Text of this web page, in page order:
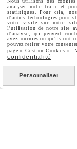
Pinterest
 Youtube
Votre Email
Nous utilisons des
analyser notre trafic et
statistiques. Pour cela,
d'autres technologies pour
votre visite sur notre
l'utilisation de notre site
d'analyse, qui peuvent
avez fournies ou qu'ils ont
pouvez retirer votre
page « Gestion Cookies ».
confidentialité
Personnaliser